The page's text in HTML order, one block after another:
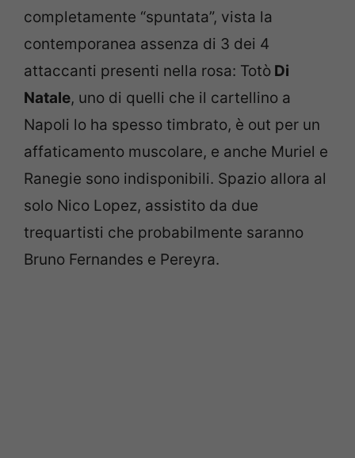
completamente “spuntata”, vista la
contemporanea assenza di 3 dei 4
attaccanti presenti nella rosa: Totò Di
Natale, uno di quelli che il cartellino a
Napoli lo ha spesso timbrato, è out per un
affaticamento muscolare, e anche Muriel e
Ranegie sono indisponibili. Spazio allora al
solo Nico Lopez, assistito da due
trequartisti che probabilmente saranno
Bruno Fernandes e Pereyra.